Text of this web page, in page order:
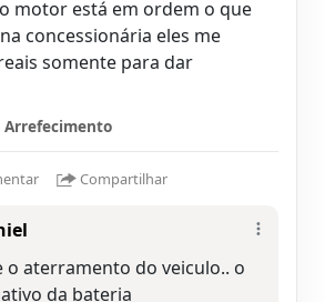
motor está em ordem o que
na concessionária eles me
somente para dar
Compartilhar
o aterramento do veiculo.. o
da bateria